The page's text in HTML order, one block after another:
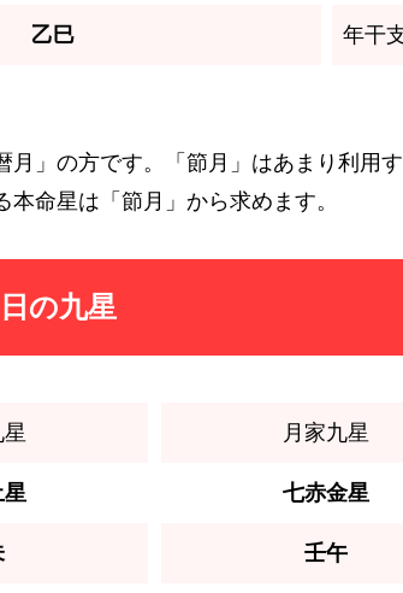
乙巳 年干
月」の方です。「節月」はあまり利用
本命星は「節月」から求めます。
の九星
月家九星
七赤金星
壬午